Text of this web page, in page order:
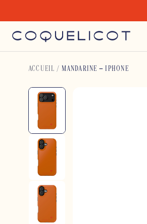
content
ACCUEIL / MANDARINE – IPHONE